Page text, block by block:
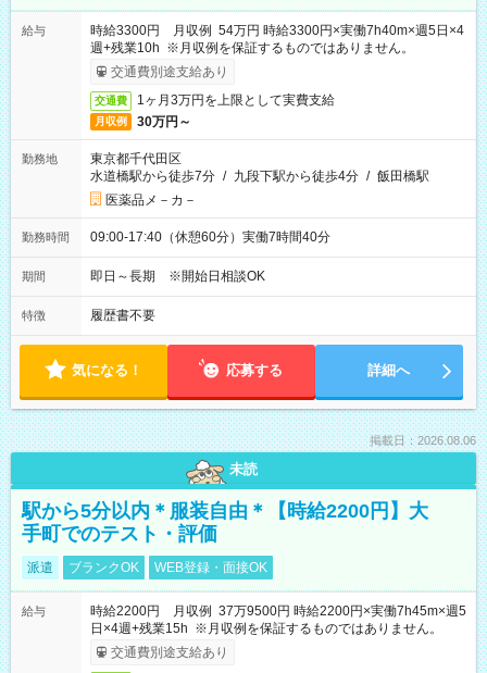
給与
時給3300円 月収例 54万円 時給3300円×実働7h40m×週5日×4
週+残業10h ※月収例を保証するものではありません。
交通費別途支給あり
交通費 1ヶ月3万円を上限として実費支給
月収例 30万円～
勤務地
東京都千代田区
水道橋駅から徒歩7分 / 九段下駅から徒歩4分 / 飯田橋駅
医薬品メ－カ－
勤務時間 09:00-17:40（休憩60分）実働7時間40分
期間 即日～長期 ※開始日相談OK
特徴 履歴書不要
気になる！ 応募する 詳細へ
掲載日：2026.08.06
未読
駅から5分以内＊服装自由＊【時給2200円】大
手町でのテスト・評価
派遣 ブランクOK WEB登録・面接OK
給与
時給2200円 月収例 37万9500円 時給2200円×実働7h45m×週5
日×4週+残業15h ※月収例を保証するものではありません。
交通費別途支給あり